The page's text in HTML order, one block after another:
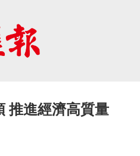
推進經濟高質量